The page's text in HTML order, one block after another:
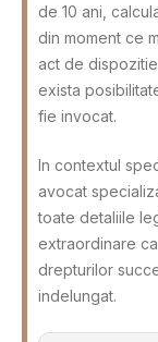
de 10 ani,
din moment ce
act de
exista
fie invocat.
In contextul
avocat
toate detaliile
extraordinare
drepturilor
indelungat.